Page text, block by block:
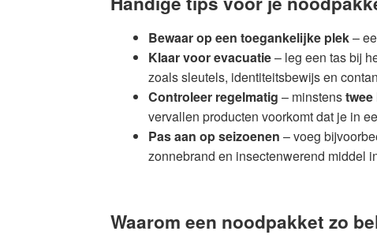
Bewaar op een toegankelijke plek–
Klaar voor evacuatie– leg een tas bij
zoals sleutels, identiteitsbewijs en
Controleer regelmatig – minstenstwee
vervallen producten voorkomt dat je in
Pas aan op seizoenen – voeg
zonnebrand en insectenwerend middel
Waarom een noodpakket zo